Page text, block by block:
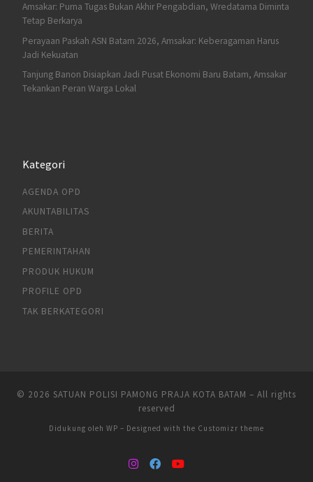
Amsakar: Purna Tugas Bukan Akhir Pengabdian, Wredatama Diminta
Tetap Berkarya
Perayaan Paskah ASN Batam 2026, Amsakar: Keberagaman Harus
Jadi Kekuatan
Tanjung Banon Disiapkan Jadi Pusat Ekonomi Baru Batam, Amsakar
Tekankan Peran Warga Lokal
Kategori
AGENDA OPD
AKUNTABILITAS
BERITA
PEMERINTAHAN
PRODUK HUKUM
PROFILE OPD
TAK BERKATEGORI
© 2026 SATUAN POLISI PAMONG PRAJA KOTA BATAM – All rights
reserved
Didukung oleh WP – Designed with the Customizr theme